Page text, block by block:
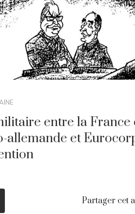
entre la France
allemande et
Partager cet